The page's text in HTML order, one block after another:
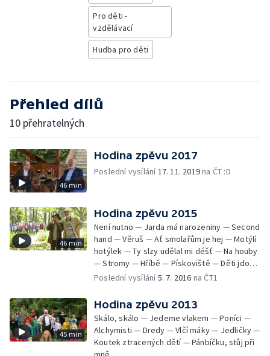
Pro děti -
vzdělávací
Hudba pro děti
Přehled dílů
10 přehratelných
46 min
Hodina zpěvu 2017
Poslední vysílání17. 11. 2019na ČT :D
46 min
Hodina zpěvu 2015
Není nutno — Jarda má narozeniny — Second
hand — Věruš — Ať smolařům je hej — Motýlí
hotýlek — Ty slzy udělal mi déšť — Na houby
— Stromy — Hříbě — Pískoviště — Děti jdou
ze školy domů
Poslední vysílání5. 7. 2016 na ČT1
45 min
Hodina zpěvu 2013
Skálo, skálo — Jedeme vlakem — Poníci —
Alchymisti — Dredy — Vlčí máky — Jedličky —
Koutek ztracených dětí — Pánbíčku, stůj při